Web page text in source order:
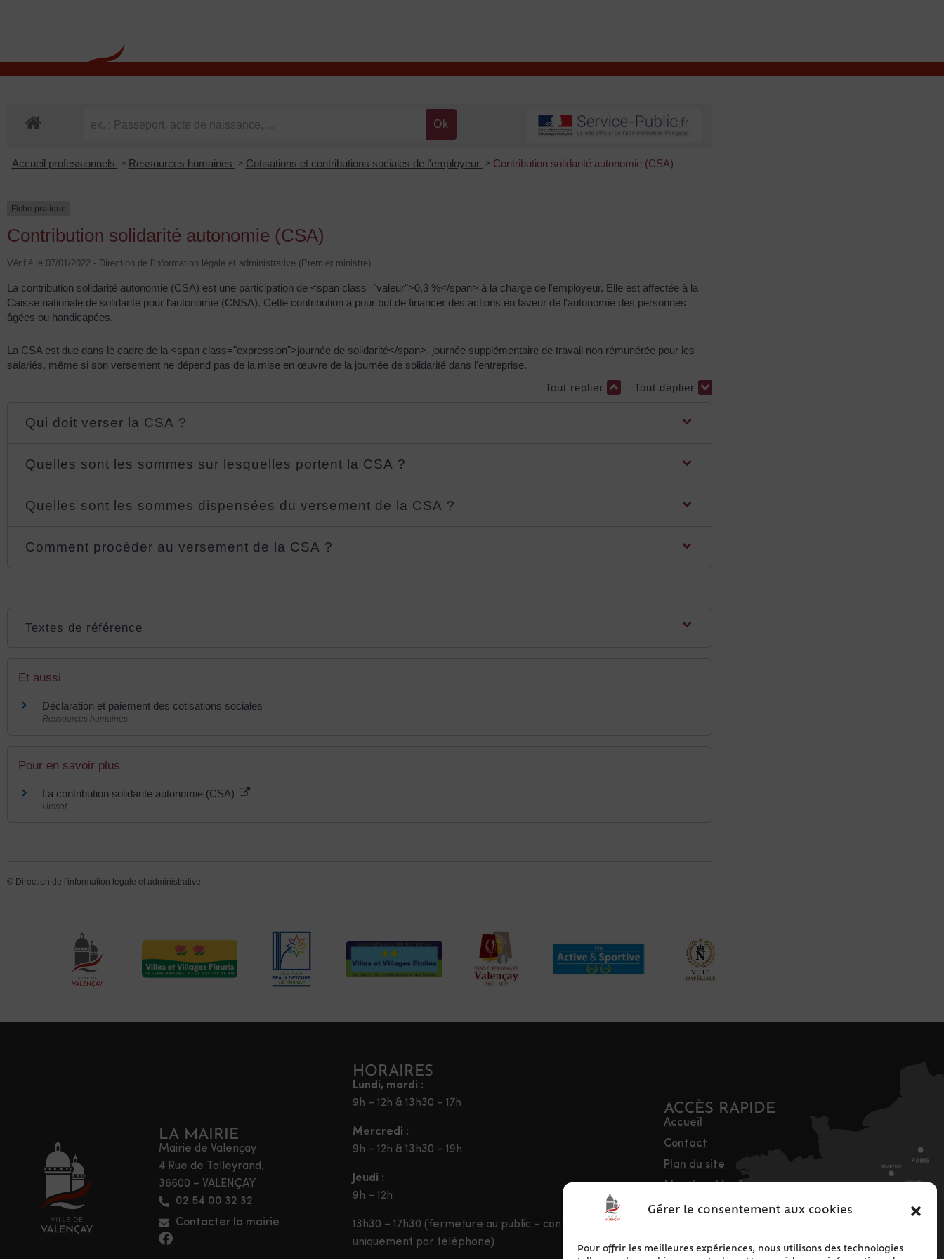
Gérer le consentement aux cookies
Pour offrir les meilleures expériences, nous utilisons des technologies
Accueil professionnels > Ressources humaines > Cotisations et contributions sociales de l'employeur > Contribution solidarité autonomie (CSA)
Fiche pratique
Contribution solidarité autonomie (CSA)
Vérifié le 07/01/2022 - Direction de l'information légale et administrative (Premier ministre)
La contribution solidarité autonomie (CSA) est une participation de <span class="valeur">0,3 %</span> à la charge de l'employeur. Elle est affectée à la
Caisse nationale de solidarité pour l'autonomie (CNSA). Cette contribution a pour but de financer des actions en faveur de l'autonomie des personnes
âgées ou handicapées.
La CSA est due dans le cadre de la <span class="expression">journée de solidarité</span>, journée supplémentaire de travail non rémunérée pour les
salariés, même si son versement ne dépend pas de la mise en œuvre de la journée de solidarité dans l'entreprise.
Tout replier
Tout déplier
Qui doit verser la CSA ?
Quelles sont les sommes sur lesquelles portent la CSA ?
Quelles sont les sommes dispensées du versement de la CSA ?
Comment procéder au versement de la CSA ?
Textes de référence
Et aussi
Déclaration et paiement des cotisations sociales
Ressources humaines
Pour en savoir plus
La contribution solidarité autonomie (CSA)
Urssaf
© Direction de l'information légale et administrative
LA MAIRIE
Mairie de Valençay
4 Rue de Talleyrand,
36600 – VALENÇAY
02 54 00 32 32
Contacter la mairie
HORAIRES
Lundi, mardi :
9h – 12h & 13h30 – 17h
Mercredi :
9h – 12h & 13h30 – 19h
Jeudi :
9h – 12h
13h30 – 17h30 (fermeture au public – contact
uniquement par téléphone)
ACCÈS RAPIDE
Accueil
Contact
Plan du site
Mentions légales
Traitement des
Politique de cookies